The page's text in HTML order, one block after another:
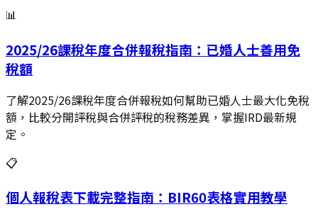
📊
2025/26課稅年度合併報稅指南：已婚人士善用免
稅額
了解2025/26課稅年度合併報稅如何幫助已婚人士最大化免稅
額，比較分開評稅與合併評稅的稅務差異，掌握IRD最新規
定。
📋
個人報稅表下載完整指南：BIR60表格實用教學